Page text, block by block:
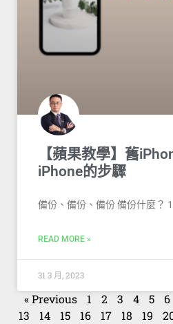
【蘋果教學】舊
iPhone的步驟
備份、備份、備份 備份什麼？
READ MORE »
31 3 月, 2023
« Previous 1 2 3 4 5 6
13
14 15 16 17 18 19